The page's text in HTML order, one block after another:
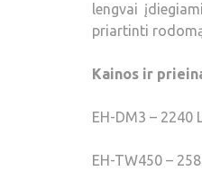
lengvai
priartinti
Kainos ir
EH-DM3 – 2240
EH-TW450 –